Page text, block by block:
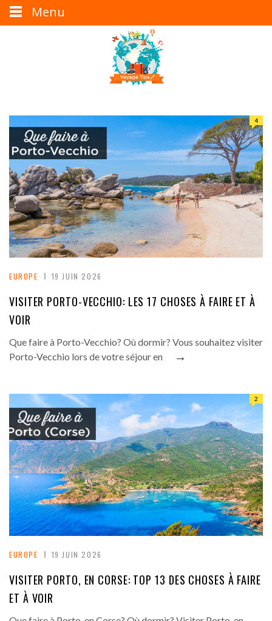
EUROPE 19 JUIN 2026
4
VISITER PORTO-VECCHIO: LES 17 CHOSES À FAIRE ET À
VOIR
Que faire à Porto-Vecchio? Où dormir? Vous souhaitez visiter
Porto-Vecchio lors de votre séjour en
→
EUROPE 19 JUIN 2026
2
VISITER PORTO, EN CORSE: TOP 13 DES CHOSES À FAIRE
ET À VOIR
Menu